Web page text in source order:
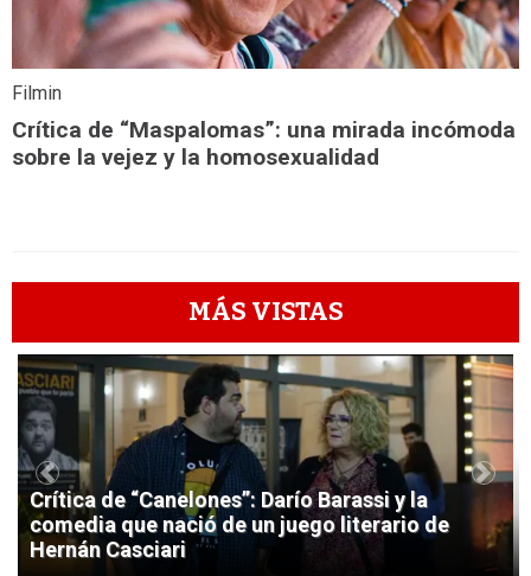
Filmin
Crítica de “Maspalomas”: una mirada incómoda
sobre la vejez y la homosexualidad
MÁS VISTAS
1
Crítica de “Canelones”: Darío Barassi y la
comedia que nació de un juego literario de
Hernán Casciari
Previous Next